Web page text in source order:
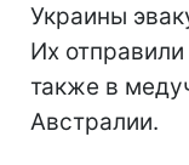
Украины
Их
также в
Австралии.